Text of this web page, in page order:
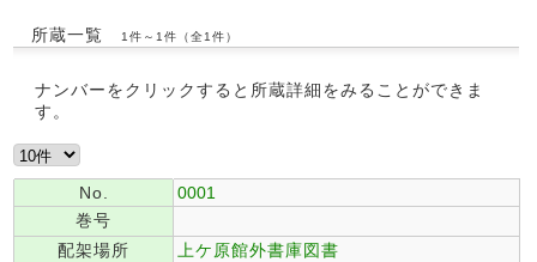
所蔵一覧 1件～1件（全1件）
ナンバーをクリックすると所蔵詳細をみることができま
す。
No.
0001
巻号
配架場所
上ケ原館外書庫図書